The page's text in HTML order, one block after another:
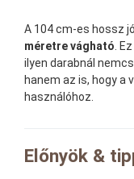
A 104 cm-es hossz
méretre vágható .
ilyen darabnál
hanem az is, hogy a
használóhoz.
Előnyök &